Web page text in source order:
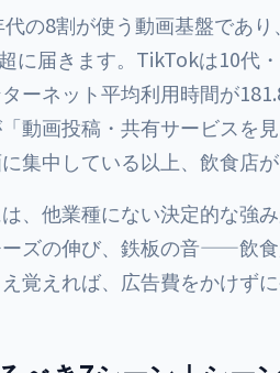
の8割が使う動画基盤であ
に届きます。TikTokは10代
ーネット平均利用時間が
動画投稿・共有サービスを
集中している以上、飲食店
、他業種にない決定的な強み
ズの伸び、鉄板の音——飲
覚えれば、広告費をかけず